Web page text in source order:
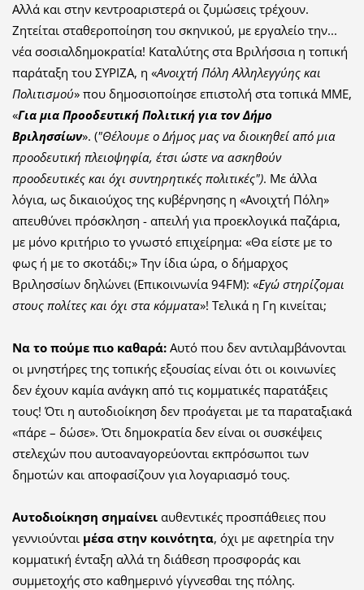
Αλλά και στην κεντροαριστερά οι ζυμώσεις τρέχουν.
Ζητείται σταθεροποίηση του σκηνικού, με εργαλείο την...
νέα σοσιαλδημοκρατία! Καταλύτης στα Βριλήσσια η τοπική
παράταξη του ΣΥΡΙΖΑ, η «Ανοιχτή Πόλη Αλληλεγγύης και
Πολιτισμού» που δημοσιοποίησε επιστολή στα τοπικά ΜΜΕ,
«Για μια Προοδευτική Πολιτική για τον Δήμο
Βριλησσίων». ("Θέλουμε ο Δήμος μας να διοικηθεί από μια
προοδευτική πλειοψηφία, έτσι ώστε να ασκηθούν
προοδευτικές και όχι συντηρητικές πολιτικές"). Με άλλα
λόγια, ως δικαιούχος της κυβέρνησης η «Ανοιχτή Πόλη»
απευθύνει πρόσκληση - απειλή για προεκλογικά παζάρια,
με μόνο κριτήριο το γνωστό επιχείρημα: «Θα είστε με το
φως ή με το σκοτάδι;» Την ίδια ώρα, ο δήμαρχος
Βριλησσίων δηλώνει (Επικοινωνία 94FM): «Εγώ στηρίζομαι
στους πολίτες και όχι στα κόμματα»! Τελικά η Γη κινείται;
Να το πούμε πιο καθαρά:Αυτό που δεν αντιλαμβάνονται
οι μνηστήρες της τοπικής εξουσίας είναι ότι οι κοινωνίες
δεν έχουν καμία ανάγκη από τις κομματικές παρατάξεις
τους! Ότι η αυτοδιοίκηση δεν προάγεται με τα παραταξιακά
«πάρε – δώσε». Ότι δημοκρατία δεν είναι οι συσκέψεις
στελεχών που αυτοαναγορεύονται εκπρόσωποι των
δημοτών και αποφασίζουν για λογαριασμό τους.
Αυτοδιοίκηση σημαίνειαυθεντικές προσπάθειες που
γεννιούνται μέσα στην κοινότητα, όχι με αφετηρία την
κομματική ένταξη αλλά τη διάθεση προσφοράς και
συμμετοχής στο καθημερινό γίγνεσθαι της πόλης.